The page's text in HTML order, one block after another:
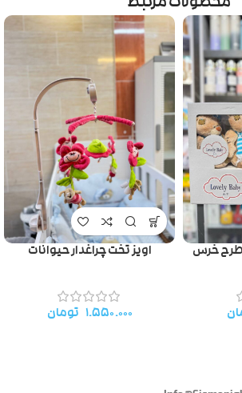
طرح خرس اویز تخت چراغدار حیوانات
۱.۵۵۰.۰۰۰ تومان